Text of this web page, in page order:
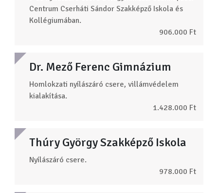
Centrum Cserháti Sándor Szakképző Iskola és
Kollégiumában.
906.000 Ft
Dr. Mező Ferenc Gimnázium
Homlokzati nyílászáró csere, villámvédelem
kialakítása.
1.428.000 Ft
Thúry György Szakképző Iskola
Nyílászáró csere.
978.000 Ft